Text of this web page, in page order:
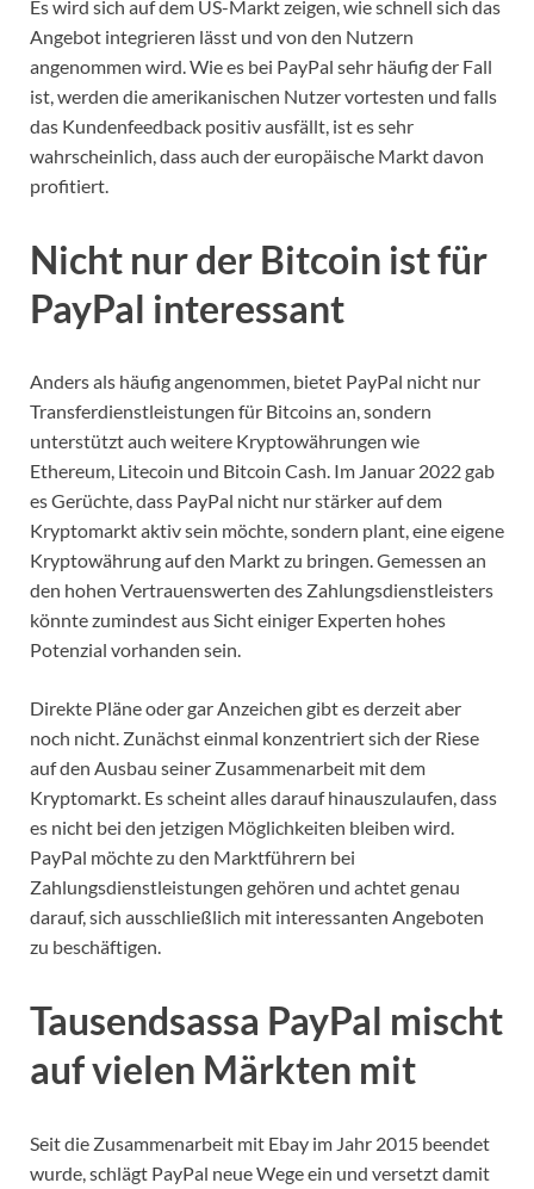
Es wird sich auf dem US-Markt zeigen, wie schnell sich das
Angebot integrieren lässt und von den Nutzern
angenommen wird. Wie es bei PayPal sehr häufig der Fall
ist, werden die amerikanischen Nutzer vortesten und falls
das Kundenfeedback positiv ausfällt, ist es sehr
wahrscheinlich, dass auch der europäische Markt davon
profitiert.
Nicht nur der Bitcoin ist für
PayPal interessant
Anders als häufig angenommen, bietet PayPal nicht nur
Transferdienstleistungen für Bitcoins an, sondern
unterstützt auch weitere Kryptowährungen wie
Ethereum, Litecoin und Bitcoin Cash. Im Januar 2022 gab
es Gerüchte, dass PayPal nicht nur stärker auf dem
Kryptomarkt aktiv sein möchte, sondern plant, eine eigene
Kryptowährung auf den Markt zu bringen. Gemessen an
den hohen Vertrauenswerten des Zahlungsdienstleisters
könnte zumindest aus Sicht einiger Experten hohes
Potenzial vorhanden sein.
Direkte Pläne oder gar Anzeichen gibt es derzeit aber
noch nicht. Zunächst einmal konzentriert sich der Riese
auf den Ausbau seiner Zusammenarbeit mit dem
Kryptomarkt. Es scheint alles darauf hinauszulaufen, dass
es nicht bei den jetzigen Möglichkeiten bleiben wird.
PayPal möchte zu den Marktführern bei
Zahlungsdienstleistungen gehören und achtet genau
darauf, sich ausschließlich mit interessanten Angeboten
zu beschäftigen.
Tausendsassa PayPal mischt
auf vielen Märkten mit
Seit die Zusammenarbeit mit Ebay im Jahr 2015 beendet
wurde, schlägt PayPal neue Wege ein und versetzt damit